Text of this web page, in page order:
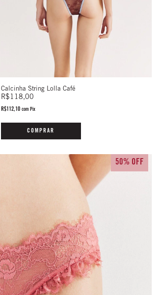
Calcinha String Lolla Café
R$118,00
R$112,10 com Pix
COMPRAR
50% OFF